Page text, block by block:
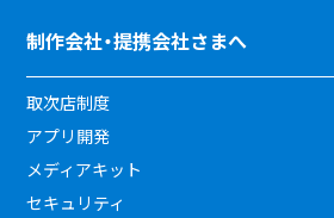
制作会社・提携会社さまへ
取次店制度
アプリ開発
メディアキット
セキュリティ